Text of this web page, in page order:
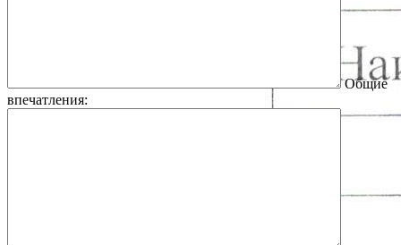
Общие
впечатления: